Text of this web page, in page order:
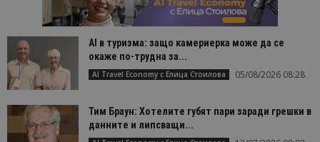
AI в туризма: защо камериерка може да се
окаже по-трудна за...
AI Travel Economy с Елица Стоилова 05/08/2026 08:28
Тим Браун: Хотелите губят пари заради грешки в
данните и липсващи...